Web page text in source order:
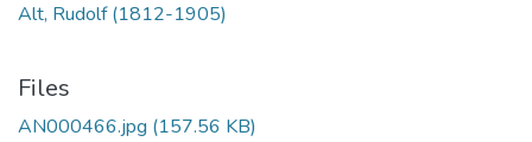
Alt, Rudolf (1812-1905)
Files
AN000466.jpg (157.56 KB)